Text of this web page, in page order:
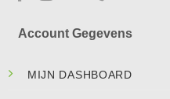
Account Gegevens
MIJN DASHBOARD